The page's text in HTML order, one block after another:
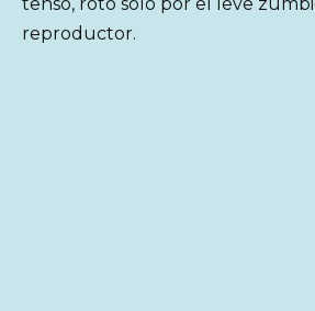
reproductor.